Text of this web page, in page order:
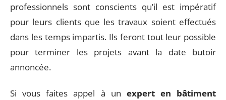
professionnels sont conscients qu’il est impératif
pour leurs clients que les travaux soient effectués
dans les temps impartis. Ils feront tout leur possible
pour terminer les projets avant la date butoir
annoncée.
Si vous faites appel à un expert en bâtiment